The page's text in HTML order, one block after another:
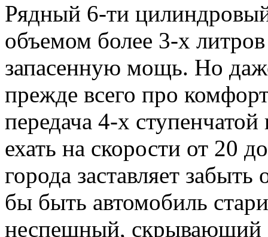
Рядный 6-ти
объемом более 3-х
запасенную мощь. Но
прежде всего про
передача 4-х
ехать на скорости от 20
города заставляет
бы быть автомобиль
неспешный, скрывающий